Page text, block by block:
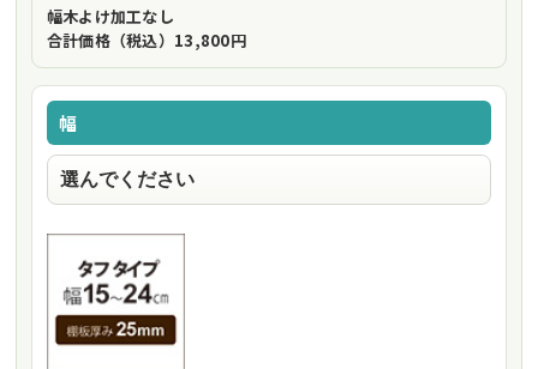
幅木よけ加工なし
合計価格（税込） 13,800円
幅